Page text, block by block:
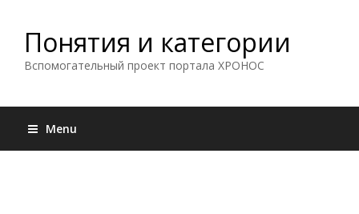
Понятия и категории
Вспомогательный проект портала ХРОНОС
Menu